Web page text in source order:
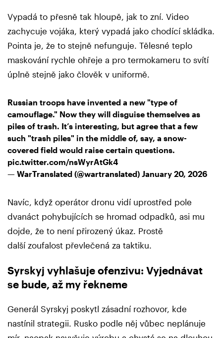
Vypadá to přesně tak hloupě, jak to zní. Video
zachycuje vojáka, který vypadá jako chodící skládka.
Pointa je, že to stejně nefunguje. Tělesné teplo
maskování rychle ohřeje a pro termokameru to svítí
úplně stejně jako člověk v uniformě.
Russian troops have invented a new "type of
camouflage." Now they will disguise themselves as
piles of trash. It’s interesting, but agree that a few
such "trash piles" in the middle of, say, a snow-
covered field would raise certain questions.
pic.twitter.com/nsWyrAtGk4
— WarTranslated (@wartranslated) January 20, 2026
Navíc, když operátor dronu vidí uprostřed pole
dvanáct pohybujících se hromad odpadků, asi mu
dojde, že to není přirozený úkaz. Prostě
další zoufalost převlečená za taktiku.
Syrskyj vyhlašuje ofenzivu: Vyjednávat
se bude, až my řekneme
Generál Syrskyj poskytl zásadní rozhovor, kde
nastínil strategii. Rusko podle něj vůbec neplánuje